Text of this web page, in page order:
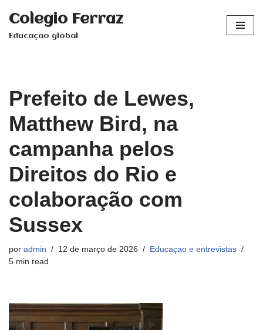
Pular
Colegio Ferraz
Educaçao global
Prefeito de Lewes,
Matthew Bird, na
campanha pelos
Direitos do Rio e
colaboração com
Sussex
por admin 12 de março de 2026
Educaçao e entrevistas
5 min read